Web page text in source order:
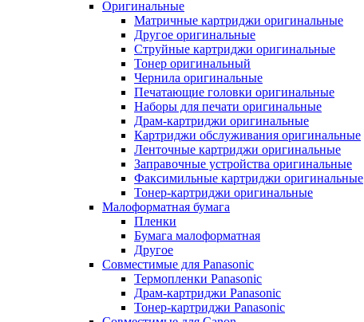
Оригинальные
Матричные картриджи оригинальные
Другое оригинальные
Струйные картриджи оригинальные
Тонер оригинальный
Чернила оригинальные
Печатающие головки оригинальные
Наборы для печати оригинальные
Драм-картриджи оригинальные
Картриджи обслуживания оригинальные
Ленточные картриджи оригинальные
Заправочные устройства оригинальные
Факсимильные картриджи оригинальные
Тонер-картриджи оригинальные
Малоформатная бумага
Пленки
Бумага малоформатная
Другое
Совместимые для Panasonic
Термопленки Panasonic
Драм-картриджи Panasonic
Тонер-картриджи Panasonic